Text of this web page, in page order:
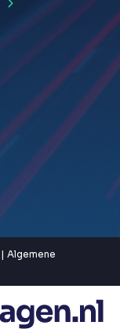
| Algemene